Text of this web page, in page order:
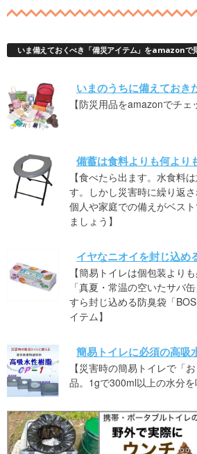
いま備えておくべき「備災アイテム」をamazonで
いまのうちに備えておき
【防災用品をamazonでチェ
備蓄は食料よりも何より
【食べたら出ます。水食料
す。しかし災害時に繰り返
個人や家庭での備えがベス
ましょう】
イヤなニオイを封じ込め
【簡易トイレは個包装より
「真夏・常温の空いたサバ
すら封じ込める防臭袋「
イテム】
簡易トイレに必須の高吸
【災害時の簡易トイレで「
品。1gで300ml以上の水分を